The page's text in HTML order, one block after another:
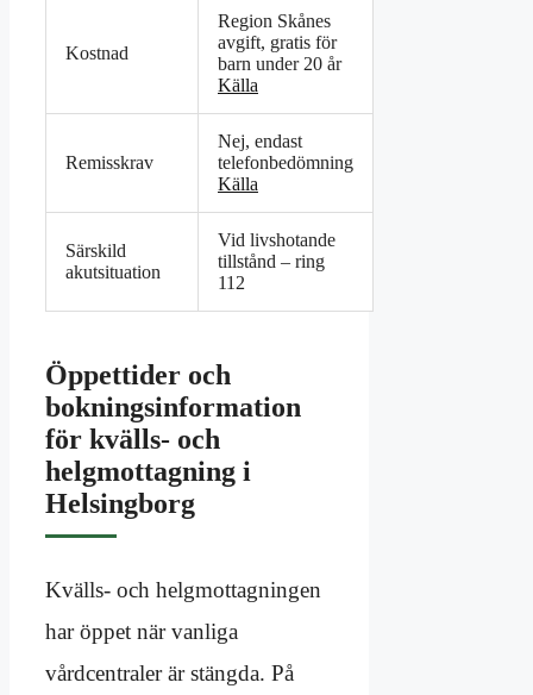
Kostnad
Region Skånes
avgift, gratis för
barn under 20 år
Källa
Remisskrav
Nej, endast
telefonbedömning
Källa
Särskild
akutsituation
Vid livshotande
tillstånd – ring
112
Öppettider och
bokningsinformation
för kvälls- och
helgmottagning i
Helsingborg
Kvälls- och helgmottagningen
har öppet när vanliga
vårdcentraler är stängda. På